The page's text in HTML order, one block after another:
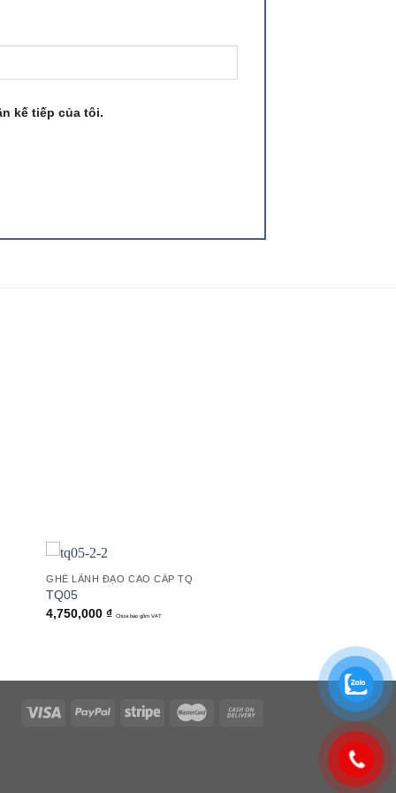
kế tiếp của tôi.
GHẾ LÃNH ĐẠO CAO CẤP TQ
TQ05
4,750,000₫ Chưa bao gồm VAT